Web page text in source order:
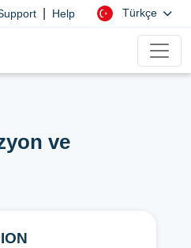
Help Türkçe
ve